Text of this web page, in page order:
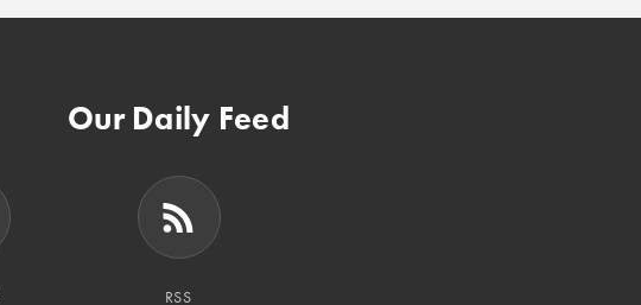
Our Daily Feed
RSS